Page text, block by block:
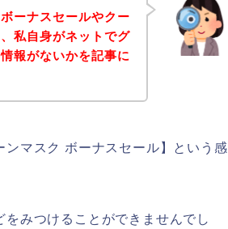
ーナスセールやクー
私自身がネットでグ
報がないかを記事に
マスク ボーナスセール】という感
みつけることができませんでし